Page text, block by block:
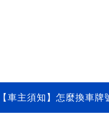
【車主須知】怎麼換車